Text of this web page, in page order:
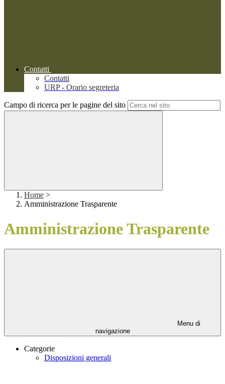
Contatti
Contatti
URP - Orario segreteria
Campo di ricerca per le pagine del sito
Home >
Amministrazione Trasparente
Amministrazione Trasparente
Menu di
navigazione
Categorie
Disposizioni generali